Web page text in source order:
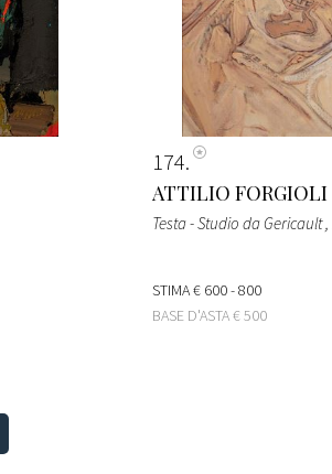
174
ATTILIO FORGIOLI
Testa - Studio da Gericault,
STIMA€ 600 - 800
BASE D'ASTA€ 500